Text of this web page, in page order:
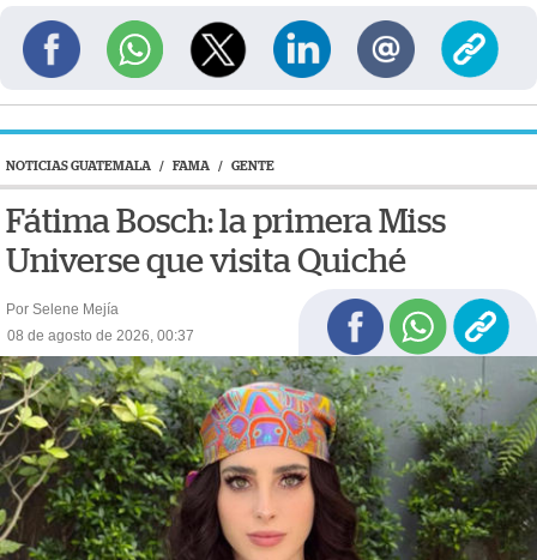
NOTICIAS GUATEMALA / FAMA / GENTE
Fátima Bosch: la primera Miss
Universe que visita Quiché
Por Selene Mejía
08 de agosto de 2026, 00:37